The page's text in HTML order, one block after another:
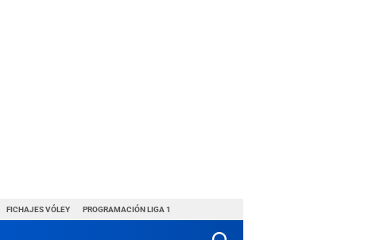
FICHAJES VÓLEY PROGRAMACIÓN LIGA 1